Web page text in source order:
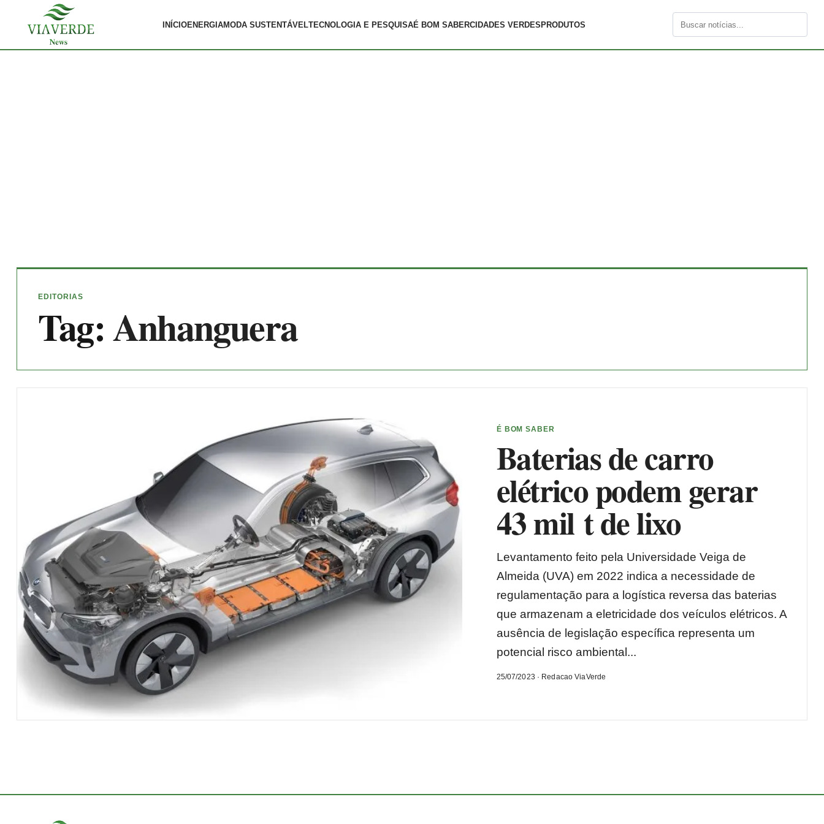
INÍCIOENERGIAMODA SUSTENTÁVELTECNOLOGIA E PESQUISAÉ BOM SABERCIDADES VERDES PRODUTOS
Buscar
EDITORIAS
Tag:Anhanguera
É BOM SABER
Baterias de carro
elétrico podem gerar
43 mil t de lixo
Levantamento feito pela Universidade Veiga de
Almeida (UVA) em 2022 indica a necessidade de
regulamentação para a logística reversa das baterias
que armazenam a eletricidade dos veículos elétricos. A
ausência de legislação específica representa um
potencial risco ambiental...
25/07/2023 · Redacao ViaVerde